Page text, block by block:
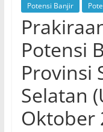
Koordinator
BMKG
Sumatera
Selatan
Potensi Banjir
Potensi
Provinsi
Selatan
Oktober